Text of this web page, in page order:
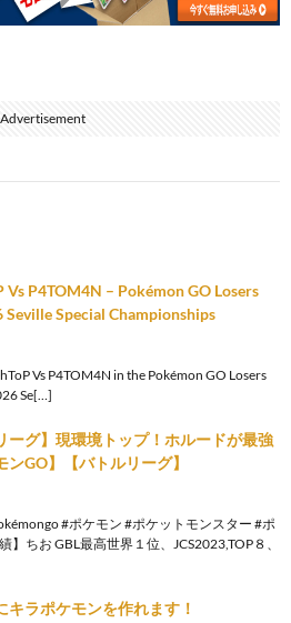
Advertisement
Vs P4TOM4N – Pokémon GO Losers
Seville Special Championships
Vs P4TOM4N in the Pokémon GO Losers
Se[…]
ーグ】現環境トップ！ホルードが最強
ンGO】【バトルリーグ】
#ポケモン #ポケットモンスター #ポ
】ちお GBL最高世界１位、JCS2023,TOP８、
キラポケモンを作れます！